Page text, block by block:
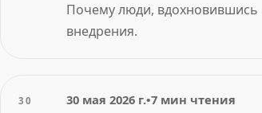
Почему люди, вдохновившись
внедрения.
30 30 мая 2026 г.•7 мин чтения